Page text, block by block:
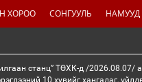
ХОРОО СОНГУУЛЬ НАМУУД
станц” ТӨХК-д /
10 хувийг хангадаг,